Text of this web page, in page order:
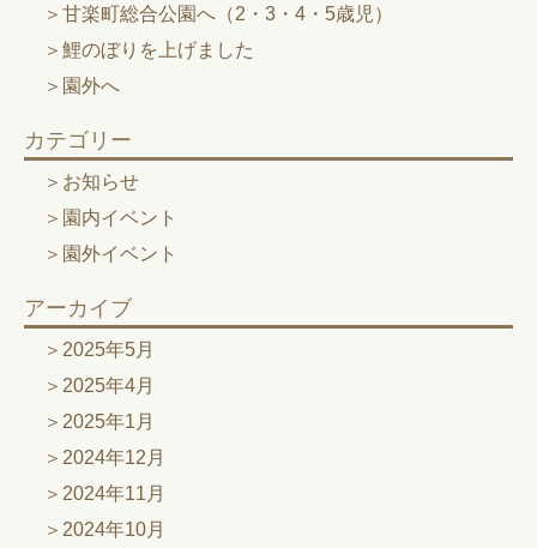
甘楽町総合公園へ（2・3・4・5歳児）
鯉のぼりを上げました
園外へ
カテゴリー
お知らせ
園内イベント
園外イベント
アーカイブ
2025年5月
2025年4月
2025年1月
2024年12月
2024年11月
2024年10月